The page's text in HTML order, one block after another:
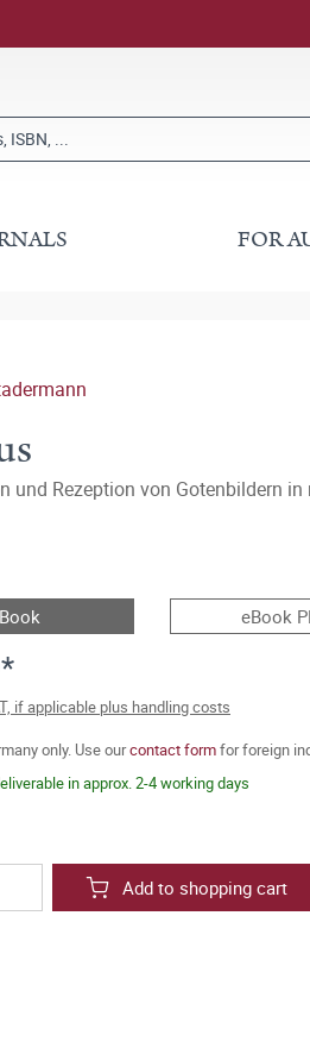
FOR
und Rezeption von Gotenbildern
Book eBook
if applicable plus handling costs
only. Use ourcontact formfor foreign
in approx. 2-4 working days
Add to shopping cart